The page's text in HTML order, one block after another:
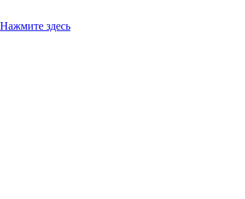
здесь